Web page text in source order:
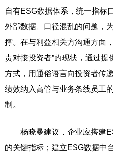
自有ESG数据体系，统一指标
外部数据、口径混乱的问题，
撑。在与利益相关方沟通方面
责对接投资者”的现状，通过
方式，用通俗语言向投资者传
绩效纳入高管与业务条线员工
制。
杨晓曼建议，企业应搭建
的关键指标；建立ESG数据中